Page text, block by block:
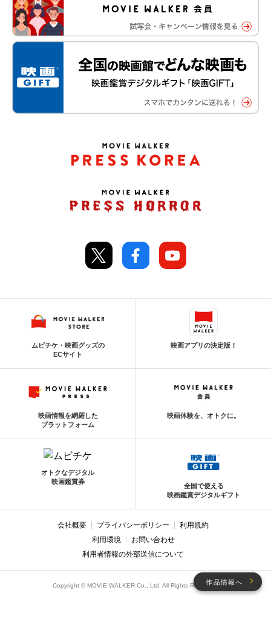
作品情報へ
ムビチケ・映画グッズの
ECサイト
映画アプリの決定版！
映画情報を網羅した
プラットフォーム
映画体験を、オトクに。
オトクなデジタル
映画鑑賞券
全国で使える
映画鑑賞デジタルギフト
会社概要 プライバシーポリシー
利用規約
利用環境
お問い合わせ
利用者情報の外部送信について
Copyright © MOVIE WALKER Co., Ltd. All Rights Reserved.